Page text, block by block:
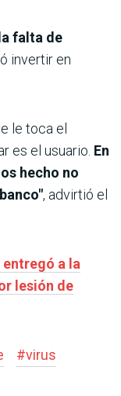
falta de
invertir en
le toca el
es el usuario. En
hecho no
, advirtió el
a la
lesión de
#virus